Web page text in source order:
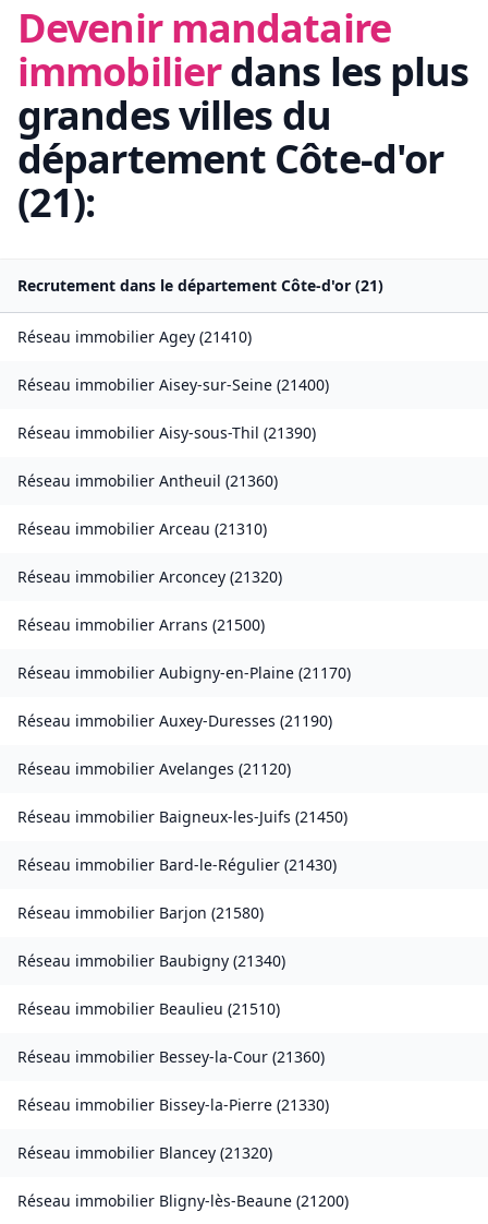
Devenir mandataire
immobilierdans les plus
grandes villes du
département Côte-d'or
(21):
Recrutement dans le département Côte-d'or (21)
Réseau immobilier Agey (21410)
Réseau immobilier Aisey-sur-Seine (21400)
Réseau immobilier Aisy-sous-Thil (21390)
Réseau immobilier Antheuil (21360)
Réseau immobilier Arceau (21310)
Réseau immobilier Arconcey (21320)
Réseau immobilier Arrans (21500)
Réseau immobilier Aubigny-en-Plaine (21170)
Réseau immobilier Auxey-Duresses (21190)
Réseau immobilier Avelanges (21120)
Réseau immobilier Baigneux-les-Juifs (21450)
Réseau immobilier Bard-le-Régulier (21430)
Réseau immobilier Barjon (21580)
Réseau immobilier Baubigny (21340)
Réseau immobilier Beaulieu (21510)
Réseau immobilier Bessey-la-Cour (21360)
Réseau immobilier Bissey-la-Pierre (21330)
Réseau immobilier Blancey (21320)
Réseau immobilier Bligny-lès-Beaune (21200)